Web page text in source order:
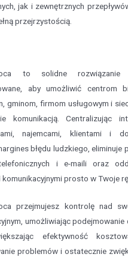
jak i zewnętrznych
przejrzystością.
to solidne rozwiązanie
aby umożliwić centrom
gminom, firmom usługowym i
komunikacją. Centralizując
najemcami, klientami i
błędu ludzkiego, eliminuje
i e-maili oraz
prosto w Twoje
przejmujesz kontrolę nad
umożliwiając podejmowanie
efektywność
problemów i ostatecznie